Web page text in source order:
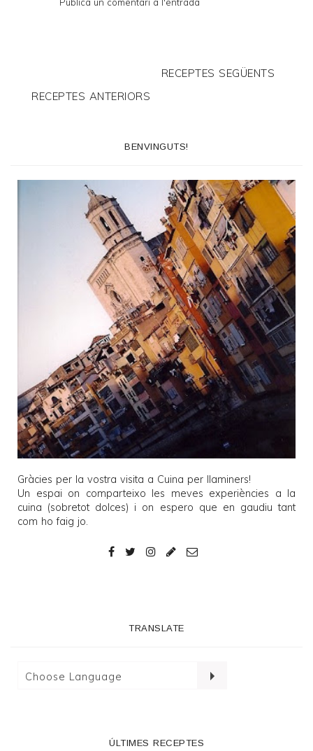
RECEPTES SEGÜENTS
RECEPTES ANTERIORS
BENVINGUTS!
Gràcies per la vostra visita a Cuina per llaminers!
Un espai on comparteixo les meves experiències a la
cuina (sobretot dolces) i on espero que en gaudiu tant
com ho faig jo.
TRANSLATE
ÚLTIMES RECEPTES